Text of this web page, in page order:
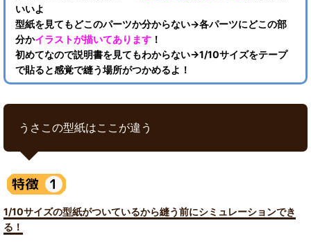
いいよ
型紙を見てもどこのパーツか分からない→各パーツにどこの部
分かイラストが描いてあります ！
初めてなので説明書を見てもわからない→1/10サイズをテープ
で貼ると感覚で縫う場所がつかめるよ！
うさこの型紙はここが違う
1/10サイズの型紙がついているから縫う前にシミュレーションでき
る！